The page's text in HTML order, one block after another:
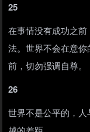
25
在事情没有成功之
法。世界不会在意
前，切勿强调自尊。
26
世界不是公平的，